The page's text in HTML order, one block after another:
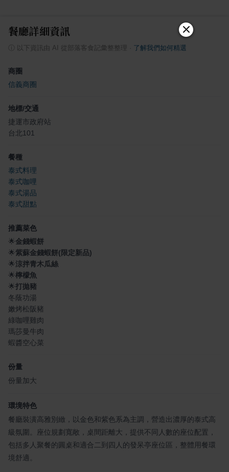
餐廳詳細資訊
以下資訊由 AI 從部落客食記彙整整理 了解我們如何精選
商圈
信義商圈
地標/交通
捷運市政府站
台北101
餐種
泰式料理
泰式咖哩
泰式湯品
泰式甜點
推薦菜色
🌟金錢蝦餅
🌟紫蘇金錢蝦餅(限定新品)
🌟涼拌青木瓜絲
🌟檸檬魚
🌟打拋豬
冬蔭功湯
嫩烤松阪豬
綠咖哩雞肉
瑪莎曼牛肉
蝦醬空心菜
份量
份量加大
環境特色
餐廳裝潢高雅別緻，以金色和紫色系為主調，營造出濃厚的泰式高
級氛圍。座位規劃寬敞，桌間距離大，提供不同人數的座位配置，
包括多人聚餐的圓桌和適合二到四人的發呆亭座位區，整體用餐環
境舒適。